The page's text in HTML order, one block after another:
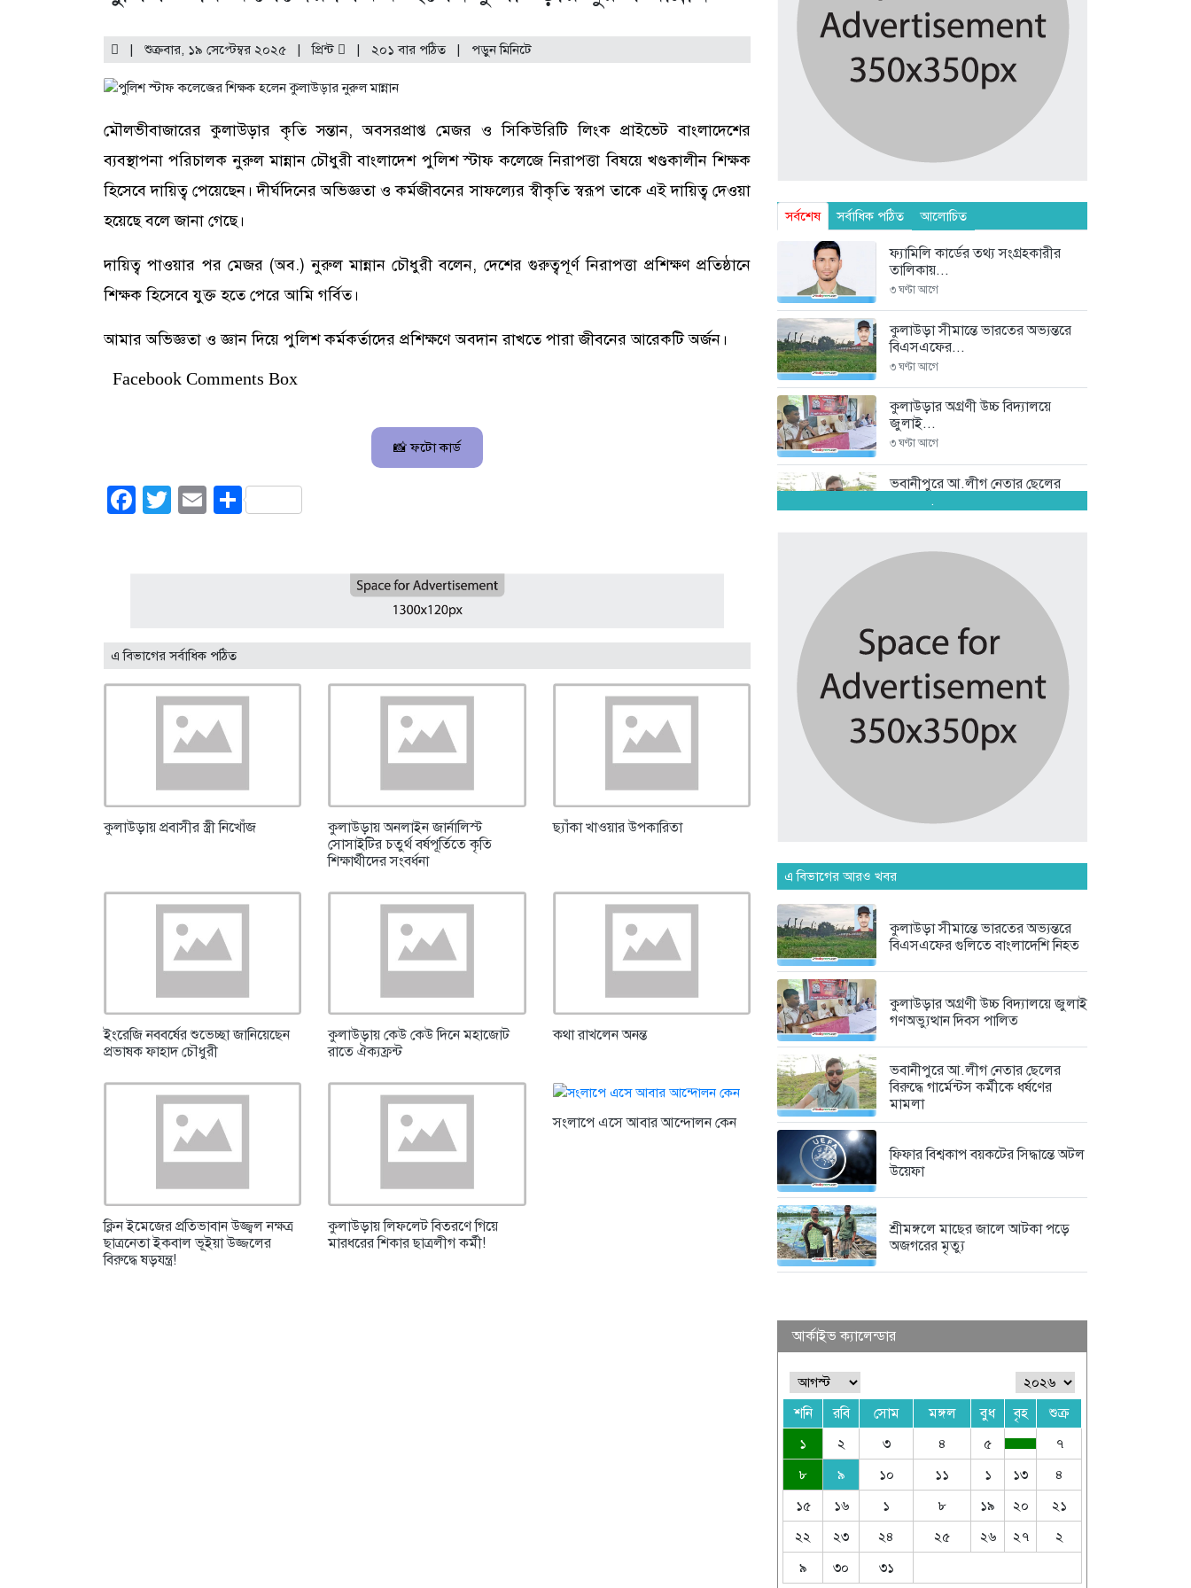
| শুক্রবার, ১৯ সেপ্টেম্বর ২০২৫ |প্রিন্ট | ২০১ বার পঠিত | পড়ুনমিনিটে
মৌলভীবাজারের কুলাউড়ার কৃতি সন্তান, অবসরপ্রাপ্ত মেজর ও সিকিউরিটি লিংক প্রাইভেট বাংলাদেশের
ব্যবস্থাপনা পরিচালক নুরুল মান্নান চৌধুরী বাংলাদেশ পুলিশ স্টাফ কলেজে নিরাপত্তা বিষয়ে খণ্ডকালীন শিক্ষক
হিসেবে দায়িত্ব পেয়েছেন। দীর্ঘদিনের অভিজ্ঞতা ও কর্মজীবনের সাফল্যের স্বীকৃতি স্বরূপ তাকে এই দায়িত্ব দেওয়া
হয়েছে বলে জানা গেছে।
দায়িত্ব পাওয়ার পর মেজর (অব.) নুরুল মান্নান চৌধুরী বলেন, দেশের গুরুত্বপূর্ণ নিরাপত্তা প্রশিক্ষণ প্রতিষ্ঠানে
শিক্ষক হিসেবে যুক্ত হতে পেরে আমি গর্বিত।
আমার অভিজ্ঞতা ও জ্ঞান দিয়ে পুলিশ কর্মকর্তাদের প্রশিক্ষণে অবদান রাখতে পারা জীবনের আরেকটি অর্জন।
Facebook Comments Box
📸 ফটো কার্ড
Facebook
Twitter
EmailShare
এ বিভাগের সর্বাধিক পঠিত
কুলাউড়ায় প্রবাসীর স্ত্রী নিখোঁজ
কুলাউড়ায় অনলাইন জার্নালিস্ট
সোসাইটির চতুর্থ বর্ষপূর্তিতে কৃতি
শিক্ষার্থীদের সংবর্ধনা
ছ্যাঁকা খাওয়ার উপকারিতা
ইংরেজি নববর্ষের শুভেচ্ছা জানিয়েছেন
প্রভাষক ফাহাদ চৌধুরী
কুলাউড়ায় কেউ কেউ দিনে মহাজোট
রাতে ঐক্যফ্রন্ট
কথা রাখলেন অনন্ত
ক্লিন ইমেজের প্রতিভাবান উজ্জ্বল নক্ষত্র
ছাত্রনেতা ইকবাল ভূইয়া উজ্জলের
বিরুদ্ধে ষড়যন্ত্র!
কুলাউড়ায় লিফলেট বিতরণে গিয়ে
মারধরের শিকার ছাত্রলীগ কর্মী!
সংলাপে এসে আবার আন্দোলন কেন
সর্বশেষ সর্বাধিক পঠিত আলোচিত
ফ্যামিলি কার্ডের তথ্য সংগ্রহকারীর
তালিকায়...
৩ ঘণ্টা আগে
কুলাউড়া সীমান্তে ভারতের অভ্যন্তরে
বিএসএফের...
৩ ঘণ্টা আগে
কুলাউড়ার অগ্রণী উচ্চ বিদ্যালয়ে
জুলাই...
৩ ঘণ্টা আগে
ভবানীপুরে আ.লীগ নেতার ছেলের
বিরুদ্ধে...
ফিফার বিশ্বকাপ বয়কটের সিদ্ধান্তে
শ্রীমঙ্গলে মাছের জালে আটকা পড়ে...
সিলেটে শিশু ধর্ষণচেষ্টা ও হত্যা...
৩ দিন আগে
পঞ্চাশ পেরোনো আমিশা এখনও
যে ৭ অভ্যাস আপনার হৃদরোগের...
সচিবালয় ঘেরাও করতে গেল ১১...
৩ দিন আগে
.
এ বিভাগের আরও খবর
কুলাউড়া সীমান্তে ভারতের অভ্যন্তরে
বিএসএফের গুলিতে বাংলাদেশি নিহত
কুলাউড়ার অগ্রণী উচ্চ বিদ্যালয়ে জুলাই
গণঅভ্যুত্থান দিবস পালিত
ভবানীপুরে আ.লীগ নেতার ছেলের
বিরুদ্ধে গার্মেন্টস কর্মীকে ধর্ষণের
মামলা
ফিফার বিশ্বকাপ বয়কটের সিদ্ধান্তে অটল
উয়েফা
শ্রীমঙ্গলে মাছের জালে আটকা পড়ে
অজগরের মৃত্যু
আর্কাইভ ক্যালেন্ডার
শনি রবি সোম মঙ্গল বুধ বৃহ শুক্র
১ ২ ৩ ৪ ৫
৭
৮
৯ ১০ ১১ ১ ১৩
৪
১৫
১৬ ১ ৮ ১৯ ২০
২১
২২
২৩ ২৪ ২৫ ২৬ ২৭
২
৯
৩০ ৩১